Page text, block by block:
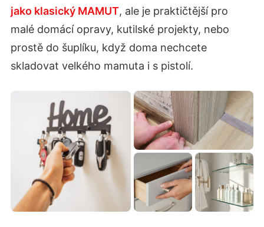
jako klasický MAMUT, ale je praktičtější pro
malé domácí opravy, kutilské projekty, nebo
prostě do šuplíku, když doma nechcete
skladovat velkého mamuta i s pistolí.